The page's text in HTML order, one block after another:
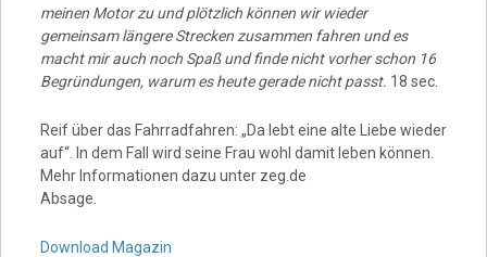
meinen Motor zu und plötzlich können wir wieder
gemeinsam längere Strecken zusammen fahren und es
macht mir auch noch Spaß und finde nicht vorher schon 16
Begründungen, warum es heute gerade nicht passt. 18 sec.
Reif über das Fahrradfahren: „Da lebt eine alte Liebe wieder
auf“. In dem Fall wird seine Frau wohl damit leben können.
Mehr Informationen dazu unter zeg.de
Absage.
Download Magazin